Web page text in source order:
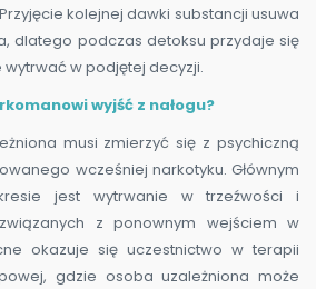
kolejnej dawki substancji usuwa
dlatego podczas detoksu przydaje się
w podjętej decyzji.
wyjść z nałogu?
musi zmierzyć się z psychiczną
wcześniej narkotyku. Głównym
jest wytrwanie w trzeźwości i
z ponownym wejściem w
okazuje się uczestnictwo w terapii
gdzie osoba uzależniona może